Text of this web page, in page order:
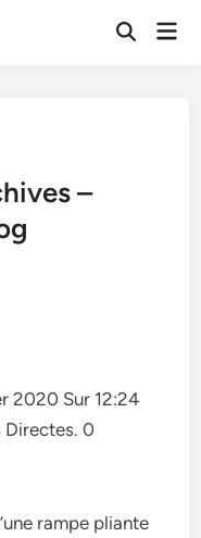
Open
–
2020 Sur 12:24
Directes. 0
rampe pliante